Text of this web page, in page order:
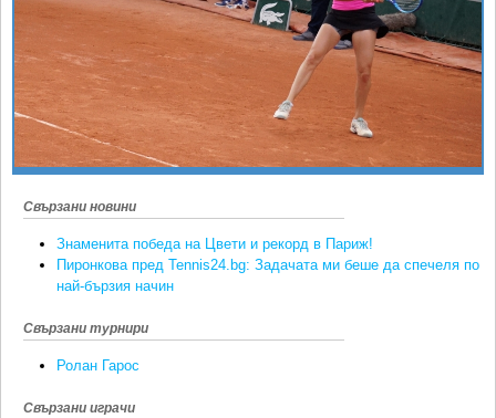
SOFIA OPEN
КЛУБОВЕ
БЛОГ
ВИДЕО
ЖЪЛТО
Ретро
Спорт&Фитнес
Други
Любители
Свързани новини
Знаменита победа на Цвети и рекорд в Париж!
Пиронкова пред Tennis24.bg: Задачата ми беше да спечеля по
най-бързия начин
Свързани турнири
Ролан Гарос
Свързани играчи